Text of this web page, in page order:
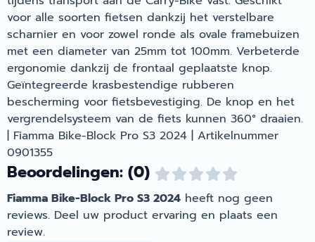
voor alle soorten fietsen dankzij het verstelbare
scharnier en voor zowel ronde als ovale framebuizen
met een diameter van 25mm tot 100mm. Verbeterde
ergonomie dankzij de frontaal geplaatste knop.
Geïntegreerde krasbestendige rubberen
bescherming voor fietsbevestiging. De knop en het
vergrendelsysteem van de fiets kunnen 360° draaien.
| Fiamma Bike-Block Pro S3 2024 | Artikelnummer
0901355
Beoordelingen: (0)
Fiamma Bike-Block Pro S3 2024 heeft nog geen
reviews. Deel uw product ervaring en plaats een
review.